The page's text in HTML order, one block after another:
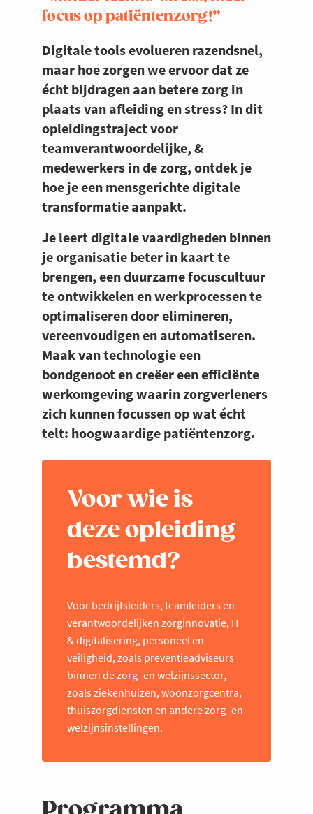
focus op patiëntenzorg!”
Digitale tools evolueren razendsnel,
maar hoe zorgen we ervoor dat ze
écht bijdragen aan betere zorg in
plaats van afleiding en stress? In dit
opleidingstraject voor
teamverantwoordelijke, &
medewerkers in de zorg, ontdek je
hoe je een mensgerichte digitale
transformatie aanpakt.
Je leert digitale vaardigheden binnen
je organisatie beter in kaart te
brengen, een duurzame focuscultuur
te ontwikkelen en werkprocessen te
optimaliseren door elimineren,
vereenvoudigen en automatiseren.
Maak van technologie een
bondgenoot en creëer een efficiënte
werkomgeving waarin zorgverleners
zich kunnen focussen op wat écht
telt: hoogwaardige patiëntenzorg.
Voor wie is
deze opleiding
bestemd?
Voor bedrijfsleiders, teamleiders en
verantwoordelijken zorginnovatie, IT
& digitalisering, personeel en
veiligheid, zoals preventieadviseurs
binnen de zorg- en welzijnssector,
zoals ziekenhuizen, woonzorgcentra,
thuiszorgdiensten en andere zorg- en
welzijnsinstellingen.